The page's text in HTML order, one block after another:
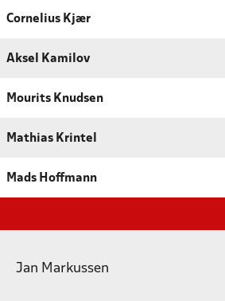
Cornelius Kjær
Aksel Kamilov
Mourits Knudsen
Mathias Krintel
Mads Hoffmann
Jan Markussen